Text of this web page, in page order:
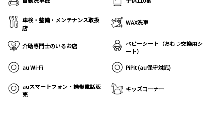
車検・整備・メンテナンス取扱
店
WAX洗車
介助専門士のいるお店
ベビーシート（おむつ交換用シ
ート）
au Wi-Fi
PiPit (au保守対応)
auスマートフォン・携帯電話販
売
キッズコーナー